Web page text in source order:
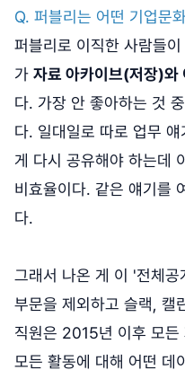
Q. 퍼블리는 어떤 기업문
퍼블리로 이직한 사람들
가 자료 아카이브(저장)와
다. 가장 안 좋아하는 것
다. 일대일로 따로 업무
게 다시 공유해야 하는데
비효율이다. 같은 얘기를
다.
그래서 나온 게 이 '전체
부문을 제외하고 슬랙, 캘
직원은 2015년 이후 모든
모든 활동에 대해 어떤 데